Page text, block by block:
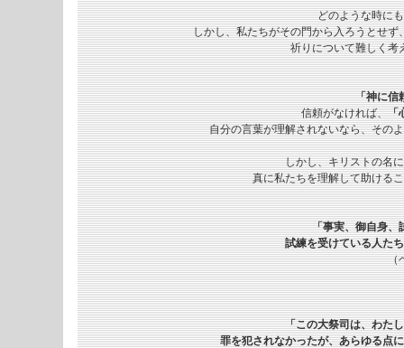
どのような時に
しかし、私たちがその門から入ろうとせ
祈りについて難しく考
「神に信
信頼がなければ、「
自分の言葉が理解されないなら、その
しかし、キリストの名
真に私たちを理解して助ける
「事実、御自身、
試練を受けている人た
（
「この大祭司は、わた
罪を犯されなかったが、あらゆる点